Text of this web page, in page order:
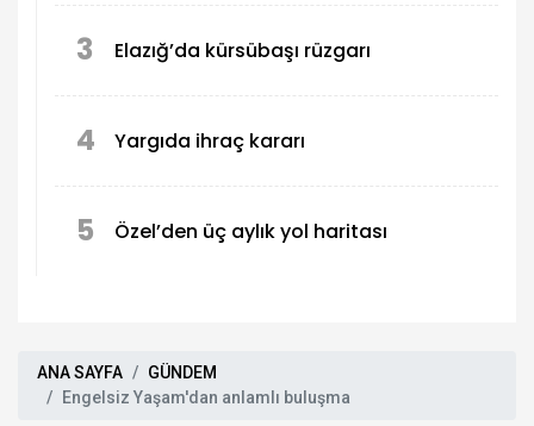
3 Elazığ’da kürsübaşı rüzgarı
4 Yargıda ihraç kararı
5 Özel’den üç aylık yol haritası
ANA SAYFA
GÜNDEM
Engelsiz Yaşam'dan anlamlı buluşma